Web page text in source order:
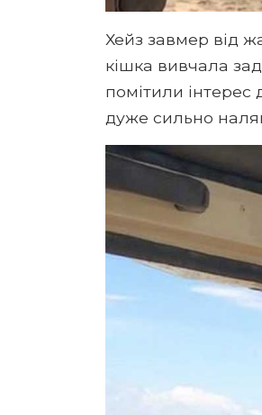
Хейз завмер від
кішка вивчала
помітили
дуже сильно